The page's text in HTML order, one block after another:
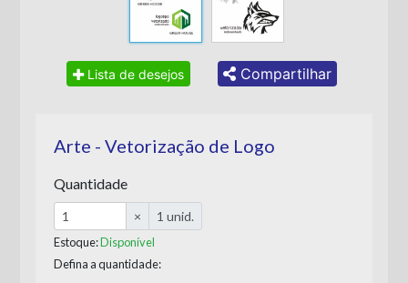
Lista de desejos Compartilhar
Arte - Vetorização de Logo
Quantidade
× 1 unid.
Estoque:Disponível
Defina a quantidade: